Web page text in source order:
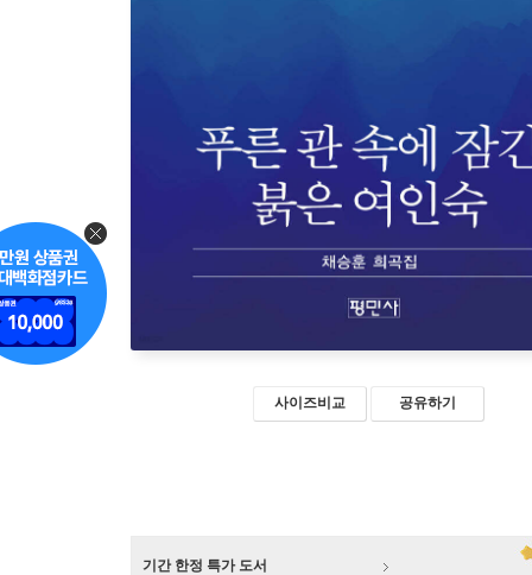
사이즈비교 공유하기
기간 한정 특가 도서